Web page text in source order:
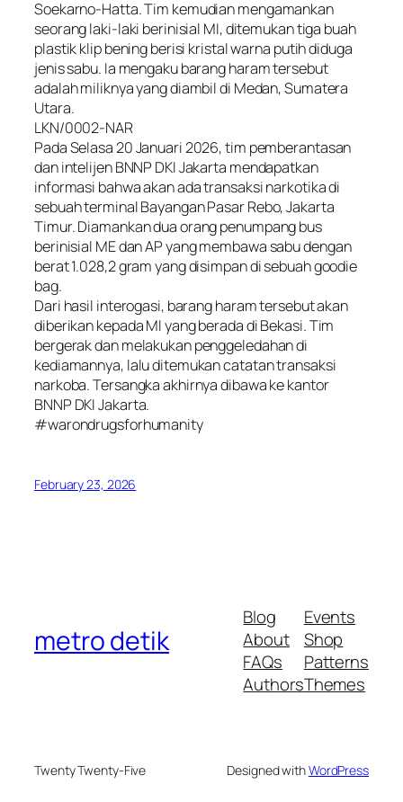
Soekarno-Hatta. Tim kemudian mengamankan
seorang laki-laki berinisial MI, ditemukan tiga buah
plastik klip bening berisi kristal warna putih diduga
jenis sabu. Ia mengaku barang haram tersebut
adalah miliknya yang diambil di Medan, Sumatera
Utara.
LKN/0002-NAR
Pada Selasa 20 Januari 2026, tim pemberantasan
dan intelijen BNNP DKI Jakarta mendapatkan
informasi bahwa akan ada transaksi narkotika di
sebuah terminal Bayangan Pasar Rebo, Jakarta
Timur. Diamankan dua orang penumpang bus
berinisial ME dan AP yang membawa sabu dengan
berat 1.028,2 gram yang disimpan di sebuah goodie
bag.
Dari hasil interogasi, barang haram tersebut akan
diberikan kepada MI yang berada di Bekasi. Tim
bergerak dan melakukan penggeledahan di
kediamannya, lalu ditemukan catatan transaksi
narkoba. Tersangka akhirnya dibawa ke kantor
BNNP DKI Jakarta.
#warondrugsforhumanity
February 23, 2026
metro detik
Blog
About
FAQs
Authors
Events
Shop
Patterns
Themes
Twenty Twenty-Five Designed withWordPress